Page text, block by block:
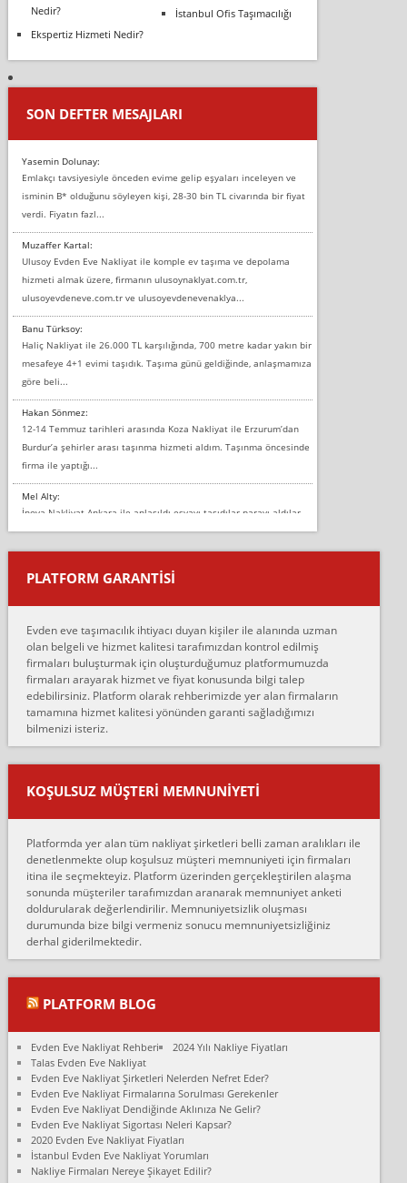
Nedir?
İstanbul Ofis Taşımacılığı
Ekspertiz Hizmeti Nedir?
SON DEFTER MESAJLARI
Yasemin Dolunay:
Emlakçı tavsiyesiyle önceden evime gelip eşyaları inceleyen ve
isminin B* olduğunu söyleyen kişi, 28-30 bin TL civarında bir fiyat
verdi. Fiyatın fazl...
Muzaffer Kartal:
Ulusoy Evden Eve Nakliyat ile komple ev taşıma ve depolama
hizmeti almak üzere, firmanın ulusoynaklyat.com.tr,
ulusoyevdeneve.com.tr ve ulusoyevdenevenaklya...
Banu Türksoy:
Haliç Nakliyat ile 26.000 TL karşılığında, 700 metre kadar yakın bir
mesafeye 4+1 evimi taşıdık. Taşıma günü geldiğinde, anlaşmamıza
göre beli...
Hakan Sönmez:
12-14 Temmuz tarihleri arasında Koza Nakliyat ile Erzurum’dan
Burdur’a şehirler arası taşınma hizmeti aldım. Taşınma öncesinde
firma ile yaptığı...
Mel Alty:
İnova Nakliyat Ankara ile anlaşıldı eşyayı taşıdılar parayı aldılar.
Salon duvarına bir baktım birisi boydan alüminyum renkli bantı
yapıştırm...
Murat:
çalıştıklarını, müş...
Ahmet:
Lüleburgaz güngünes evden eve naklyat eşyalarımı taşımak için
anlaştık sabah eve geldiklerinde de eşyalarımı düzgün şekilde
sarcaz demelerine r...
mehmet güldü:
Ankara ALİCANLAR NAKLİYAT Tutarsız ve ticari ahlak problemleri
var verdikleri fiyat teklifini arttırdılar. Sonrasında taşıma gününde
oldukça tutarsı...
Ankara Alicanlar naklyat tel 5465524025. 2600 TL'ye ankaradan
Konya ya Alicanlar naklyat la anlaştık bu şahıs evin taşınacağı gün
fiyatın mazoto gele...
Fatih kokmese:
Diyarbakır dan eşyamı getirtmek için anlaştım sözleşme yaptım.
Son anda fiyat artırdılar.. mecburiyetten tasittim.. bu kişiler ağrılı
Ali:
olduk. Asansörlü dediler sonra uraya asansör kurulmaz dediler
fark istediler. ortada asa...
Nimet:
Ben 2021 Ağustos ilk haftası Evimi taşıdım yani İstanbul'un bir
Mahallesi'nden bir başka Mahallesi'ne yani Ümraniye bölgesinde
oturuyorum önceleri ara...
Nimet Köse:
PLATFORM GARANTİSİ
Evden eve taşımacılık ihtiyacı duyan kişiler ile alanında uzman
olan belgeli ve hizmet kalitesi tarafımızdan kontrol edilmiş
firmaları buluşturmak için oluşturduğumuz platformumuzda
firmaları arayarak hizmet ve fiyat konusunda bilgi talep
edebilirsiniz. Platform olarak rehberimizde yer alan firmaların
tamamına hizmet kalitesi yönünden garanti sağladığımızı
bilmenizi isteriz.
KOŞULSUZ MÜŞTERI MEMNUNIYETI
Platformda yer alan tüm nakliyat şirketleri belli zaman aralıkları ile
denetlenmekte olup koşulsuz müşteri memnuniyeti için firmaları
itina ile seçmekteyiz. Platform üzerinden gerçekleştirilen alaşma
sonunda müşteriler tarafımızdan aranarak memnuniyet anketi
doldurularak değerlendirilir. Memnuniyetsizlik oluşması
durumunda bize bilgi vermeniz sonucu memnuniyetsizliğiniz
derhal giderilmektedir.
PLATFORM BLOG
Evden Eve Nakliyat Rehberi
2024 Yılı Nakliye Fiyatları
Talas Evden Eve Nakliyat
Evden Eve Nakliyat Şirketleri Nelerden Nefret Eder?
Evden Eve Nakliyat Firmalarına Sorulması Gerekenler
Evden Eve Nakliyat Dendiğinde Aklınıza Ne Gelir?
Evden Eve Nakliyat Sigortası Neleri Kapsar?
2020 Evden Eve Nakliyat Fiyatları
İstanbul Evden Eve Nakliyat Yorumları
Nakliye Firmaları Nereye Şikayet Edilir?